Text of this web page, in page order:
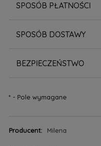
SPOSÓB PŁATNOŚCI
SPOSÓB DOSTAWY
BEZPIECZEŃSTWO
*- Pole wymagane
Producent: Milena